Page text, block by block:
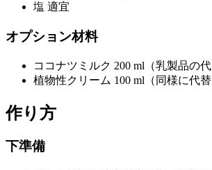
塩 適宜
オプション材料
ココナツミルク 200 ml（乳製品の
植物性クリーム 100 ml（同様に代替
作り方
下準備